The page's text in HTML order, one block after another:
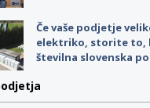
Če vaše podjetje
elektriko, storite to,
številna slovenska